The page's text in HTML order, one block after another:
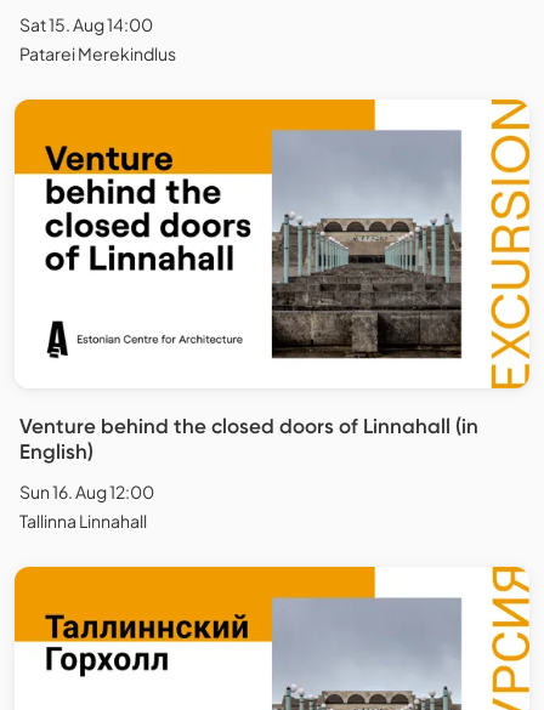
Sat 15. Aug 14:00
Patarei Merekindlus
Venture behind the closed doors of Linnahall (in
English)
Sun 16. Aug 12:00
Tallinna Linnahall